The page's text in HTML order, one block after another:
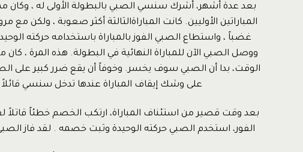
بعد عدة أشهر، أشرك سنسي الصبي بالبطولة الأولى له ، وكان
المباراتين الأوليين. كانت المباراةالثالثة أكثر صعوبة ، ولكن
غضباً ، واستطاع الصبي الفوز بالمباراة باستخدامه حركته
ووصل الصبي الآن للمباراة النهائية في البطولة. هذه المرة ،
الوقت، بدا أن الصبي سوف يخسر. وخوفاً أن يقع ضرر كبير على
على وشك إيقاف المباراة عندها تدخل سنسي قائلاً
بعد وقت قصير من استئناف المباراة، ارتكب الخصم خطئاً
الفور، استخدم الصبي حركته الوحيدة وثبت خصمه . لقد فاز